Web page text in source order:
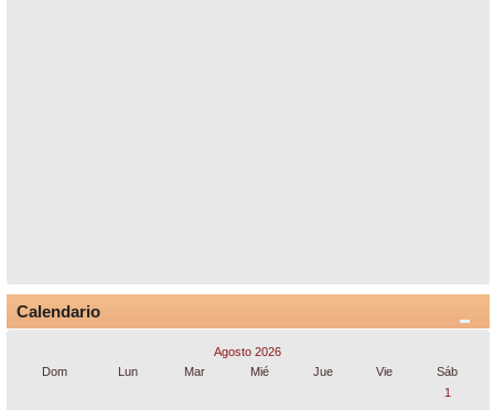
Calendario
Agosto 2026
Dom
Lun Mar Mié Jue Vie
Sáb
1